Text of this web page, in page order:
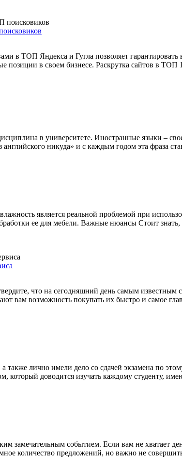
в ТОП Яндекса и Гугла позволяет
позиции в своем бизнесе. Раскрутка сайтов в ТОП
в университете. Иностранные языки –
английского никуда» и с каждым годом эта фраза
является реальной проблемой при
ее для мебели. Важные нюансы Стоит
что на сегодняшний день самым
вам возможность покупать их быстро и самое
также лично имели дело со сдачей экзамена по
который доводится изучать каждому студенту,
замечательным событием. Если вам не хватает
количество предложений, но важно не